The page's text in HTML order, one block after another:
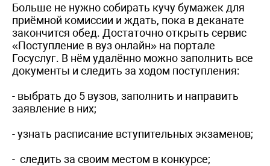
Больше не нужно собирать кучу бумажек для
приёмной комиссии и ждать, пока в деканате
закончится обед. Достаточно открыть сервис
«Поступление в вуз онлайн» на портале
Госуслуг. В нём удалённо можно заполнить все
документы и следить за ходом поступления:
- выбрать до 5 вузов, заполнить и направить
заявление в них;
- узнать расписание вступительных экзаменов;
- следить за своим местом в конкурсе;